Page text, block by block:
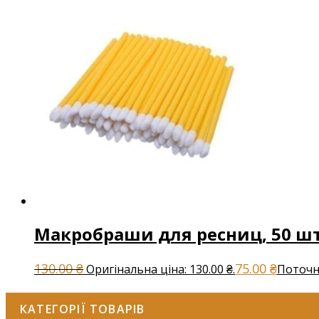
Макробраши для ресниц, 50
130.00₴Оригінальна ціна: 130.00 ₴.75.00 ₴
КАТЕГОРІЇ ТОВАРІВ